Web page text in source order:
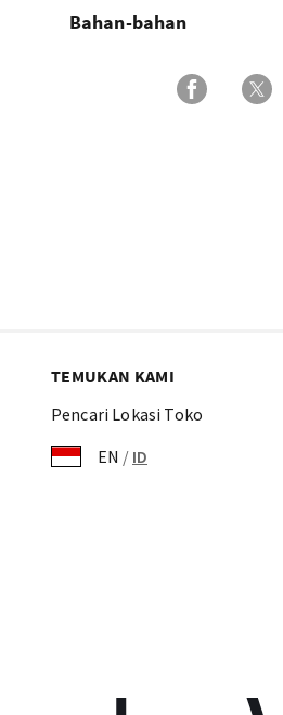
Bahan-bahan
TEMUKAN KAMI
Pencari Lokasi Toko
EN / ID